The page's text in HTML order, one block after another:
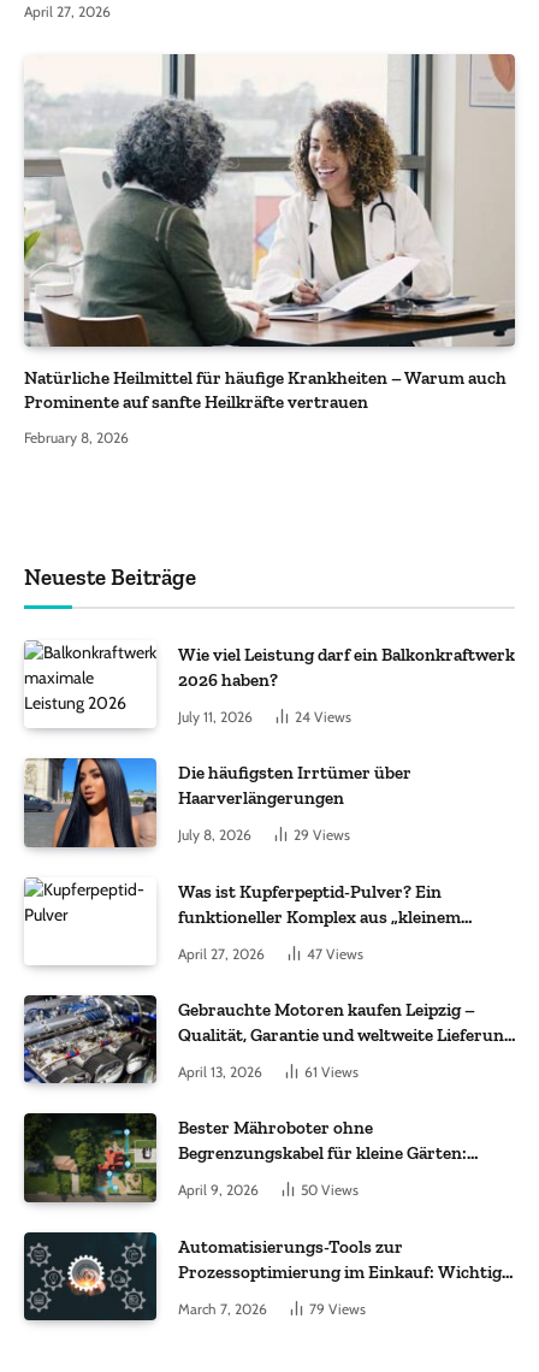
April 27, 2026
Natürliche Heilmittel für häufige Krankheiten – Warum auch
Prominente auf sanfte Heilkräfte vertrauen
February 8, 2026
Neueste Beiträge
Wie viel Leistung darf ein Balkonkraftwerk
2026 haben?
July 11, 2026 24 Views
Die häufigsten Irrtümer über
Haarverlängerungen
July 8, 2026 29 Views
Was ist Kupferpeptid-Pulver? Ein
funktioneller Komplex aus „kleinem
Molekül + Metall“
April 27, 2026 47 Views
Gebrauchte Motoren kaufen Leipzig –
Qualität, Garantie und weltweite Lieferung
April 13, 2026 61 Views
Bester Mähroboter ohne
Begrenzungskabel für kleine Gärten:
Worauf es bei 200 bis 500 m² wirklich
ankommt
April 9, 2026 50 Views
Automatisierungs-Tools zur
Prozessoptimierung im Einkauf: Wichtige
Funktionen, auf die Sie achten sollten
March 7, 2026 79 Views